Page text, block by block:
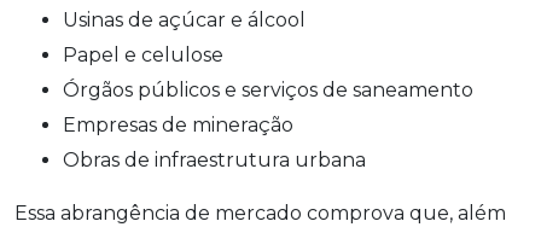
Usinas de açúcar e álcool
Papel e celulose
Órgãos públicos e serviços de saneamento
Empresas de mineração
Obras de infraestrutura urbana
Essa abrangência de mercado comprova que, além